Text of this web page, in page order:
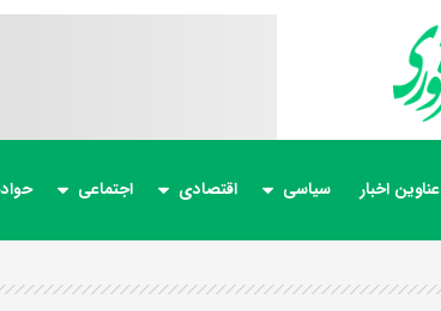
عناوین اخبار سیاسی اقتصادی اجتماعی